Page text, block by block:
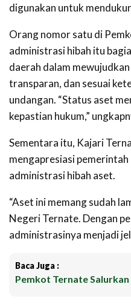
digunakan untuk
Orang nomor satu di
administrasi hibah itu
daerah dalam
transparan, dan sesuai
undangan. “Status aset
kepastian hukum,”
Sementara itu, Kajari
mengapresiasi
administrasi hibah aset.
“Aset ini memang sudah
Negeri Ternate. Dengan
administrasinya menjadi
Baca Juga :
Pemkot Ternate Salurkan